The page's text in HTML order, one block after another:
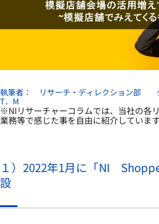
執筆者： リサーチ・ディレクション部
T．M
※NIリサーチャーコラムでは、当社の各
業務等で感じた事を自由に紹介しています
１）2022年1月に「NI
設